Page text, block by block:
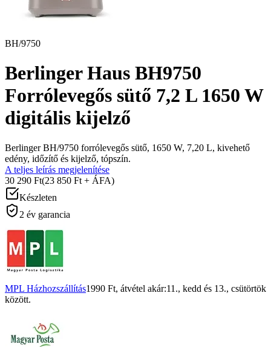
BH/9750
Berlinger Haus BH9750
Forrólevegős sütő 7,2 L 1650 W
digitális kijelző
Berlinger BH/9750 forrólevegős sütő, 1650 W, 7,20 L, kivehető
edény, időzítő és kijelző, tópszín.
A teljes leírás megjelenítése
30 290 Ft(23 850 Ft + ÁFA)
Készleten
2 év garancia
MPL Házhozszállítás1990 Ft, átvétel akár:11., kedd és 13., csütörtök
között.